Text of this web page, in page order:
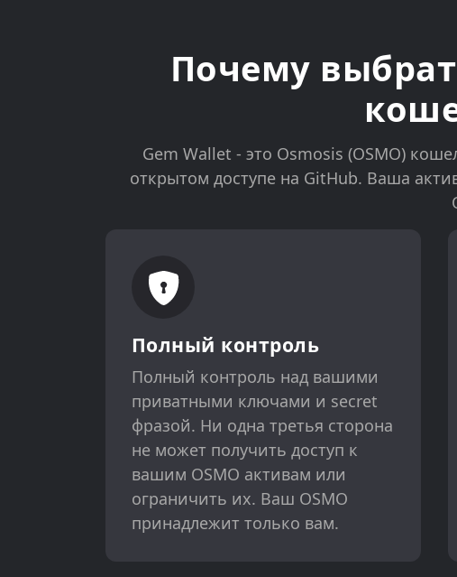
Почему
Gem Wallet - это Osmosis (OSMO)
открытом доступе на GitHub. Ваша
Полный контроль
Полный контроль над вашими
приватными ключами и secret
фразой. Ни одна третья сторона
не может получить доступ к
вашим OSMO активам или
ограничить их. Ваш OSMO
принадлежит только вам.